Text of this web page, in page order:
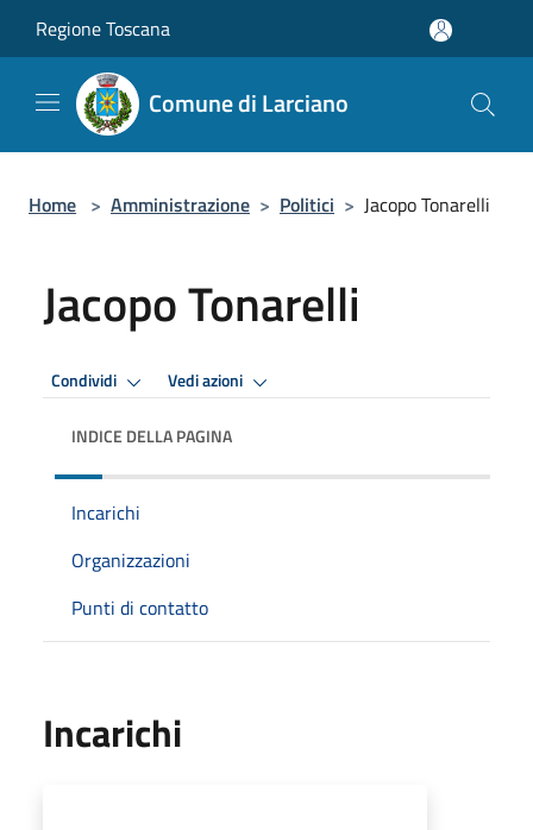
Regione Toscana
Comune di Larciano
Home > Amministrazione > Politici > Jacopo Tonarelli
Jacopo Tonarelli
Condividi Vedi azioni
INDICE DELLA PAGINA
Incarichi
Organizzazioni
Punti di contatto
Incarichi